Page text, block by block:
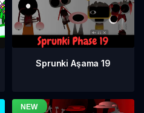
Sprunki Aşama 19